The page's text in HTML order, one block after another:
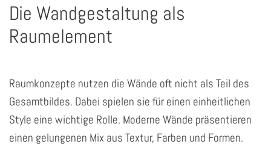
Die Wandgestaltung als
Raumelement
Raumkonzepte nutzen die Wände oft nicht als Teil des
Gesamtbildes. Dabei spielen sie für einen einheitlichen
Style eine wichtige Rolle. Moderne Wände präsentieren
einen gelungenen Mix aus Textur, Farben und Formen.